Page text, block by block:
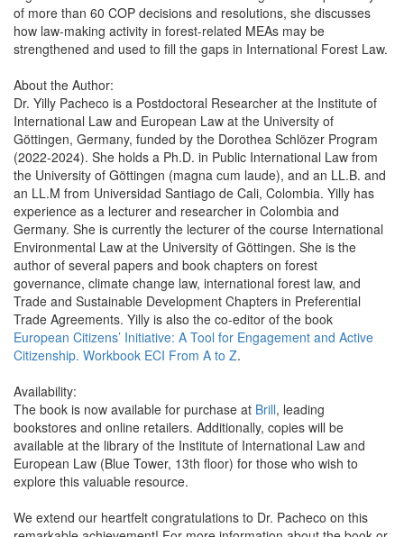
of more than 60 COP decisions and resolutions, she discusses
how law-making activity in forest-related MEAs may be
strengthened and used to fill the gaps in International Forest Law.
About the Author:
Dr. Yilly Pacheco is a Postdoctoral Researcher at the Institute of
International Law and European Law at the University of
Göttingen, Germany, funded by the Dorothea Schlözer Program
(2022-2024). She holds a Ph.D. in Public International Law from
the University of Göttingen (magna cum laude), and an LL.B. and
an LL.M from Universidad Santiago de Cali, Colombia. Yilly has
experience as a lecturer and researcher in Colombia and
Germany. She is currently the lecturer of the course International
Environmental Law at the University of Göttingen. She is the
author of several papers and book chapters on forest
governance, climate change law, international forest law, and
Trade and Sustainable Development Chapters in Preferential
Trade Agreements. Yilly is also the co-editor of the book
European Citizens’ Initiative: A Tool for Engagement and Active
Citizenship. Workbook ECI From A to Z.
Availability:
The book is now available for purchase at Brill, leading
bookstores and online retailers. Additionally, copies will be
available at the library of the Institute of International Law and
European Law (Blue Tower, 13th floor) for those who wish to
explore this valuable resource.
We extend our heartfelt congratulations to Dr. Pacheco on this